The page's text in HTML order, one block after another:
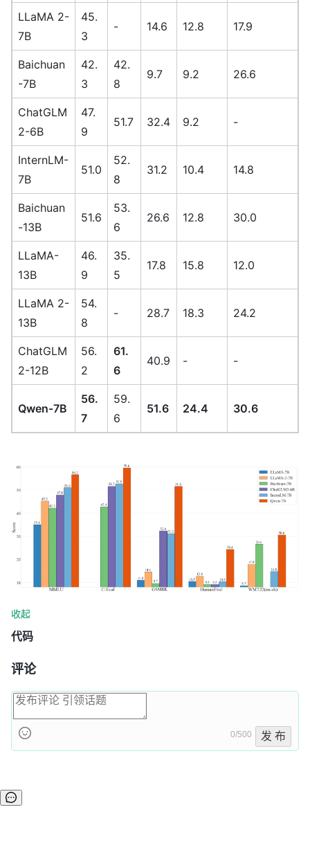
LLaMA 2-
7B
45.
3
- 14.6 12.8 17.9
Baichuan
-7B
42.
3
42.
8
9.7 9.2 26.6
ChatGLM
2-6B
47.
9
51.7 32.4 9.2 -
InternLM-
7B
51.0
52.
8
31.2 10.4 14.8
Baichuan
-13B
51.6
53.
6
26.6 12.8 30.0
LLaMA-
13B
46.
9
35.
5
17.8 15.8 12.0
LLaMA 2-
13B
54.
8
- 28.7 18.3 24.2
ChatGLM
2-12B
56.
2
61.
6
40.9 - -
Qwen-7B
56.
7
59.
6
51.6 24.4 30.6
收起
代码
评论
0/500 发 布